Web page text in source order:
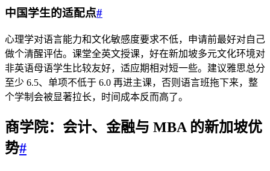
中国学生的适配点#
心理学对语言能力和文化敏感度要求不低，申请前最好对自己
做个清醒评估。课堂全英文授课，好在新加坡多元文化环境对
非英语母语学生比较友好，适应期相对短一些。建议雅思总分
至少 6.5、单项不低于 6.0 再进主课，否则语言班拖下来，整
个学制会被显著拉长，时间成本反而高了。
商学院：会计、金融与 MBA 的新加坡优
势#